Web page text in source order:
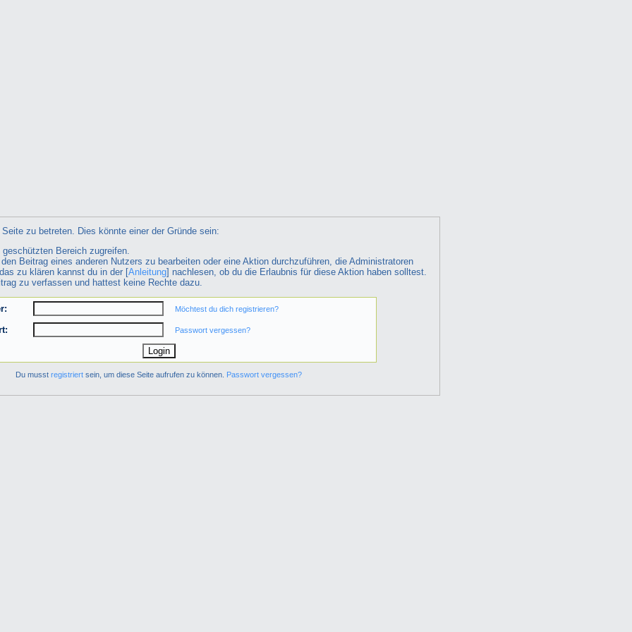
zu betreten. Dies könnte einer der Gründe sein:
Bereich zugreifen.
Beitrag eines anderen Nutzers zu bearbeiten oder eine Aktion durchzuführen, die Administratoren
zu klären kannst du in der [Anleitung] nachlesen, ob du die Erlaubnis für diese Aktion haben solltest.
zu verfassen und hattest keine Rechte dazu.
Möchtest du dich registrieren?
Passwort vergessen?
Du musstregistriert sein, um diese Seite aufrufen zu können. Passwort vergessen?